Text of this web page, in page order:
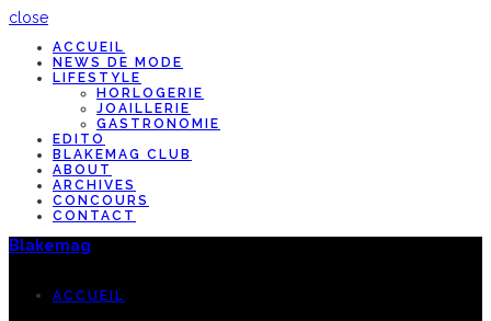
close
ACCUEIL
NEWS DE MODE
LIFESTYLE
HORLOGERIE
JOAILLERIE
GASTRONOMIE
EDITO
BLAKEMAG CLUB
ABOUT
ARCHIVES
CONCOURS
CONTACT
Blakemag
ACCUEIL